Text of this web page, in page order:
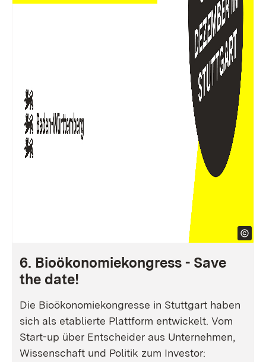
6. Bioökonomiekongress - Save
the date!
Die Bioökonomiekongresse in Stuttgart haben
sich als etablierte Plattform entwickelt. Vom
Start-up über Entscheider aus Unternehmen,
Wissenschaft und Politik zum Investor: